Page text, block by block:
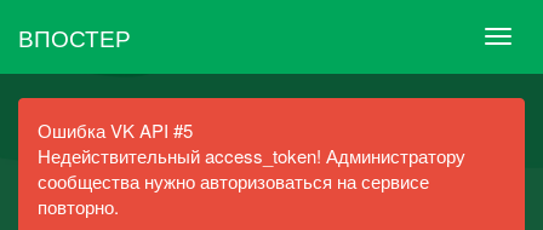
ВПОСТЕР
Ошибка VK API #5
Недействительный access_token! Администратору
сообщества нужно авторизоваться на сервисе
повторно.